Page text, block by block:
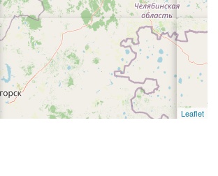
Leaflet